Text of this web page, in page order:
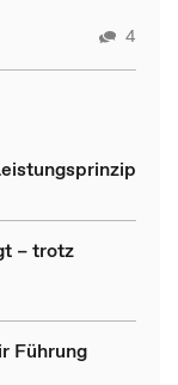
4
– trotz
Führung